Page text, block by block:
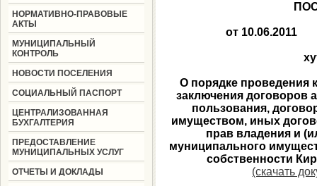
НОРМАТИВНО-ПРАВОВЫЕ
АКТЫ
МУНИЦИПАЛЬНЫЙ
КОНТРОЛЬ
НОВОСТИ ПОСЕЛЕНИЯ
СОЦИАЛЬНЫЙ ПАСПОРТ
ЦЕНТРАЛИЗОВАННАЯ
БУХГАЛТЕРИЯ
ПРЕДОСТАВЛЕНИЕ
МУНИЦИПАЛЬНЫХ УСЛУГ
ОТЧЕТЫ И ДОКЛАДЫ
от
О порядке проведения
заключения договоров
пользования,
имуществом, иных
прав владения и
муниципального
собственности
(скачать